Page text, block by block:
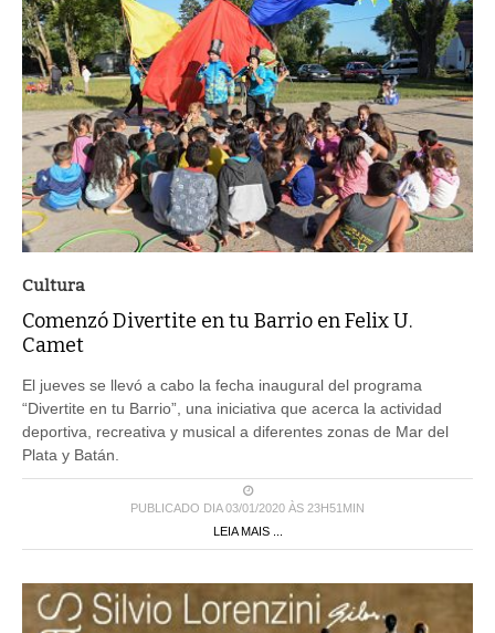
Cultura
Comenzó Divertite en tu Barrio en Felix U.
Camet
El jueves se llevó a cabo la fecha inaugural del programa
“Divertite en tu Barrio”, una iniciativa que acerca la actividad
deportiva, recreativa y musical a diferentes zonas de Mar del
Plata y Batán.
PUBLICADO DIA 03/01/2020 ÀS 23H51MIN
LEIA MAIS ...